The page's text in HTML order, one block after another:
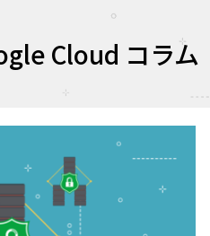
Cloud コラム